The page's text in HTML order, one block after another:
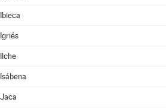
Ibieca
Igriés
Ilche
Isábena
Jaca